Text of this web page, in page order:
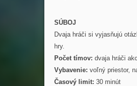
SÚBOJ
Dvaja hráči si vyjasňujú
hry.
Počet tímov: dvaja hráči
Vybavenie: voľný priestor,
Časový limit: 30 minút